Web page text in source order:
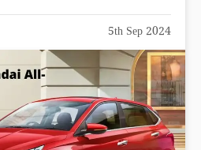
5th Sep 2024